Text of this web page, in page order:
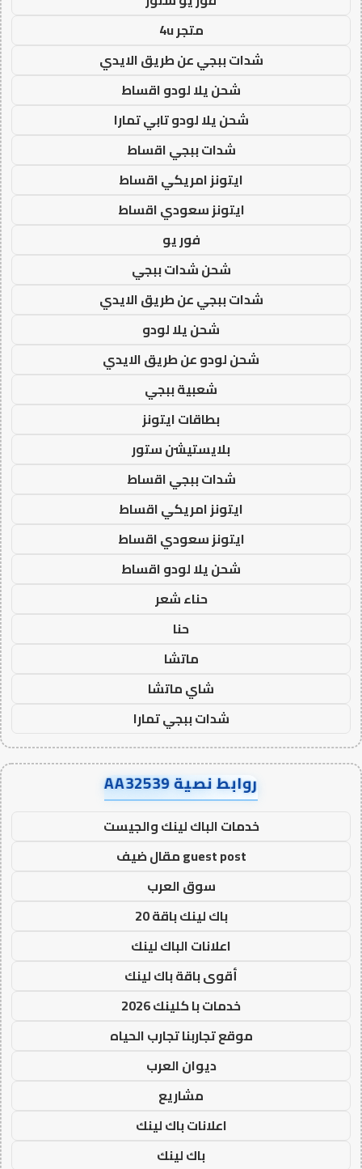
متجر 4u
شدات ببجي عن طريق الايدي
شحن يلا لودو اقساط
شحن يلا لودو تابي تمارا
شدات ببجي اقساط
ايتونز امريكي اقساط
ايتونز سعودي اقساط
فور يو
شحن شدات ببجي
شدات ببجي عن طريق الايدي
شحن يلا لودو
شحن لودو عن طريق الايدي
شعبية ببجي
بطاقات ايتونز
بلايستيشن ستور
شدات ببجي اقساط
ايتونز امريكي اقساط
ايتونز سعودي اقساط
شحن يلا لودو اقساط
حناء شعر
حنا
ماتشا
شاي ماتشا
شدات ببجي تمارا
روابط نصية AA32539
خدمات الباك لينك والجيست
guest post مقال ضيف
سوق العرب
باك لينك باقة 20
اعلانات الباك لينك
أقوى باقة باك لينك
خدمات با كلينك 2026
موقع تجاربنا تجارب الحياه
ديوان العرب
مشاريع
اعلانات باك لينك
باك لينك